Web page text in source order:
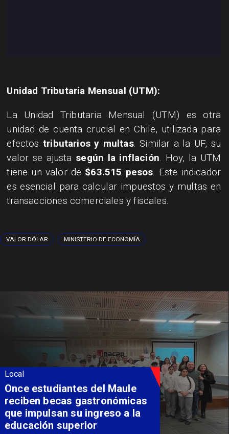
Unidad Tributaria Mensual (UTM):
La Unidad Tributaria Mensual (UTM) es otra
unidad de cuenta crucial en Chile, utilizada para
efectos tributarios y multas. Similar a la UF, su
valor se ajusta según la inflación . Hoy, la UTM
tiene un valor de $63.515 pesos . Este indicador
es esencial para calcular impuestos y multas en
transacciones comerciales y fiscales.
VALOR DÓLAR MINISTERIO DE ECONOMÍA
Local
Once estudiantes del Maule
reciben becas gastronómicas
que impulsan su ingreso a la
educación superior